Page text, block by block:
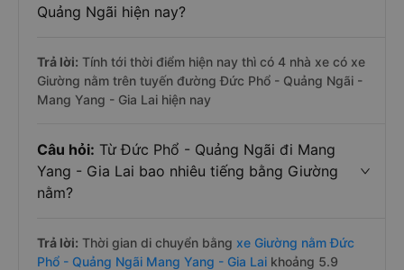
Quảng Ngãi hiện nay?
Trả lời: Tính tới thời điểm hiện nay thì có 4 nhà xe có xe
Giường nằm trên tuyến đường Đức Phổ - Quảng Ngãi -
Mang Yang - Gia Lai hiện nay
Câu hỏi: Từ Đức Phổ - Quảng Ngãi đi Mang
Yang - Gia Lai bao nhiêu tiếng bằng Giường
nằm?
Trả lời: Thời gian di chuyển bằng xe Giường nằm Đức
Phổ - Quảng Ngãi Mang Yang - Gia Lai khoảng 5.9